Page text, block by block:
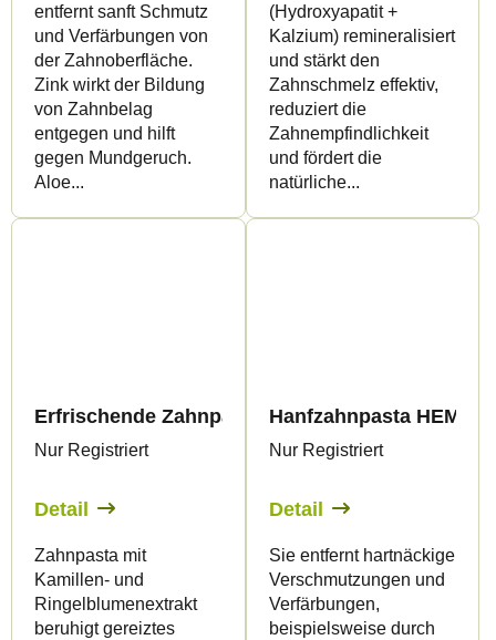
entfernt sanft Schmutz
und Verfärbungen von
der Zahnoberfläche.
Zink wirkt der Bildung
von Zahnbelag
entgegen und hilft
gegen Mundgeruch.
Aloe...
(Hydroxyapatit +
Kalzium) remineralisiert
und stärkt den
Zahnschmelz effektiv,
reduziert die
Zahnempfindlichkeit
und fördert die
natürliche...
Erfrischende Zahnpasta mit Hanf- und
Nur Registriert
Detail
Zahnpasta mit
Kamillen- und
Ringelblumenextrakt
beruhigt gereiztes
Hanfzahnpasta HEMP
Nur Registriert
Detail
Sie entfernt hartnäckige
Verschmutzungen und
Verfärbungen,
beispielsweise durch